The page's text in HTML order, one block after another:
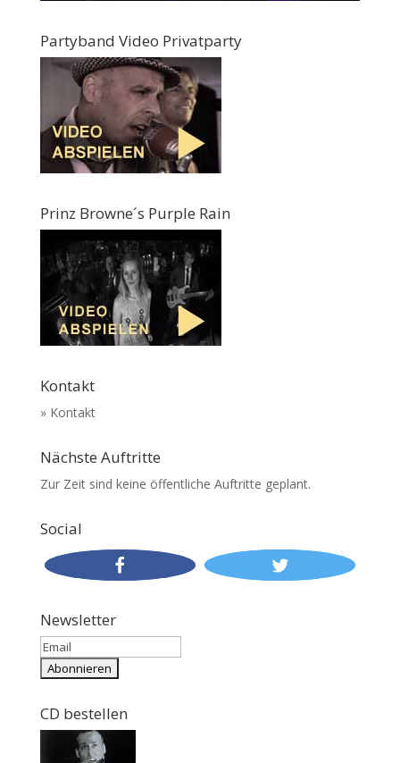
Partyband Video Privatparty
Prinz Browne´s Purple Rain
Kontakt
» Kontakt
Nächste Auftritte
Zur Zeit sind keine öffentliche Auftritte geplant.
Social
Newsletter
CD bestellen